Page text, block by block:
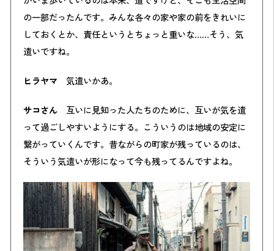
の一部だったんです。みんな各々の家や家の前をきれいに
しておくとか、責任というとちょっと重いな……そう、気
遣いですね。
ヒラヤマ 気遣いかあ。
サコさん 互いに見知った人たちのために、互いが気を遣
って過ごしやすいようにする。こういうのは地域の安定に
繋がっていくんです。昔ながらの町家が残っているのは、
そういう気遣いが形になって今も残ってるんですよね。